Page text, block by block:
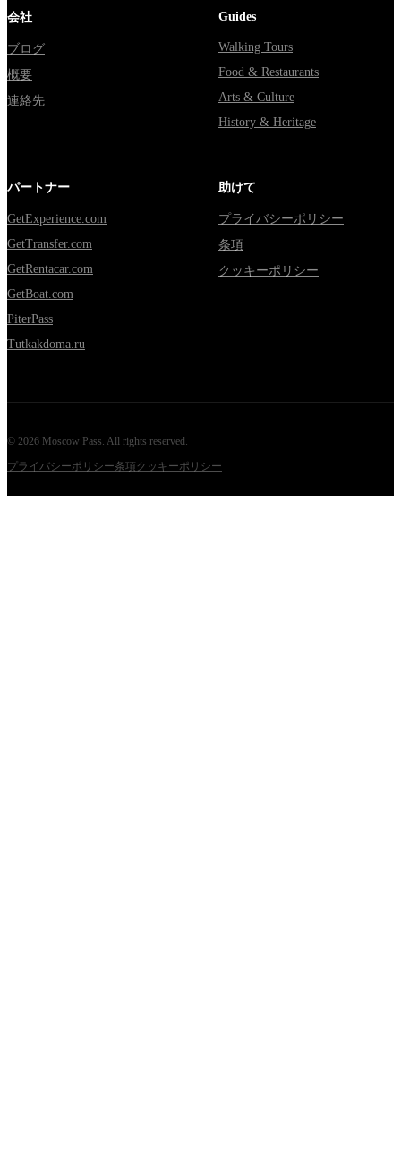
会社
ブログ
概要
連絡先
Guides
Walking Tours
Food & Restaurants
Arts & Culture
History & Heritage
パートナー
GetExperience.com
GetTransfer.com
GetRentacar.com
GetBoat.com
PiterPass
Tutkakdoma.ru
助けて
プライバシーポリシー
条項
クッキーポリシー
© 2026 Moscow Pass . All rights reserved.
プライバシーポリシー条項 クッキーポリシー